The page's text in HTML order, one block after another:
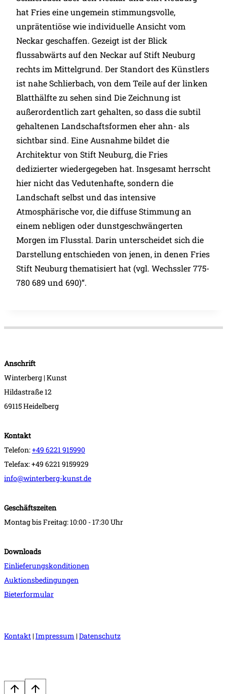
hat Fries eine ungemein stimmungsvolle,
unprätentiöse wie individuelle Ansicht vom
Neckar geschaffen. Gezeigt ist der Blick
flussabwärts auf den Neckar auf Stift Neuburg
rechts im Mittelgrund. Der Standort des Künstlers
ist nahe Schlierbach, von dem Teile auf der linken
Blatthälfte zu sehen sind Die Zeichnung ist
außerordentlich zart gehalten, so dass die subtil
gehaltenen Landschaftsformen eher ahn- als
sichtbar sind. Eine Ausnahme bildet die
Architektur von Stift Neuburg, die Fries
dedizierter wiedergegeben hat. Insgesamt herrscht
hier nicht das Vedutenhafte, sondern die
Landschaft selbst und das intensive
Atmosphärische vor, die diffuse Stimmung an
einem nebligen oder dunstgeschwängerten
Morgen im Flusstal. Darin unterscheidet sich die
Darstellung entschieden von jenen, in denen Fries
Stift Neuburg thematisiert hat (vgl. Wechssler 775-
780 689 und 690)“.
Anschrift
Winterberg | Kunst
Hildastraße 12
69115 Heidelberg
Kontakt
Telefon:+49 6221 915990
Telefax: +49 6221 9159929
info@winterberg-kunst.de
Geschäftszeiten
Montag bis Freitag: 10:00 - 17:30 Uhr
Downloads
Einlieferungskonditionen
Auktionsbedingungen
Bieterformular
Kontakt |Impressum |Datenschutz